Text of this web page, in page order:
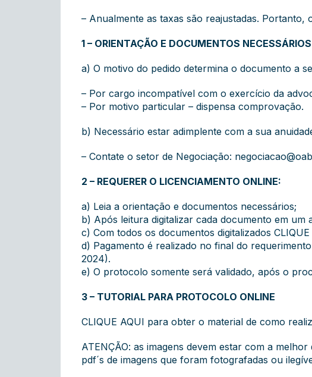
– Anualmente as taxas são reajustadas.
1 – ORIENTAÇÃO E DOCUMENTOS
a) O motivo do pedido determina o documento a
– Por cargo incompatível com o exercício da
– Por motivo particular – dispensa comprovação.
b) Necessário estar adimplente com a sua
– Contate o setor de Negociação:
2 – REQUERER O LICENCIAMENTO ONLINE:
a) Leia a orientação e documentos necessários;
b) Após leitura digitalizar cada documento em um
c) Com todos os documentos digitalizados
d) Pagamento é realizado no final do
2024).
e) O protocolo somente será validado, após o
3 – TUTORIAL PARA PROTOCOLO ONLINE
CLIQUE AQUI para obter o material de como
ATENÇÃO: as imagens devem estar com a
pdf´s de imagens que foram fotografadas ou